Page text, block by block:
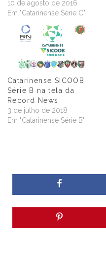
10 de agosto de 2016
Em "Catarinense Série C"
Catarinense SICOOB
Série B na tela da
Record News
3 de julho de 2018
Em "Catarinense Série B"